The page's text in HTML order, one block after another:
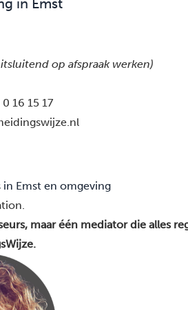
in Emst
op afspraak werken)
16 15 17
Emst en omgeving
maar één mediator die alles